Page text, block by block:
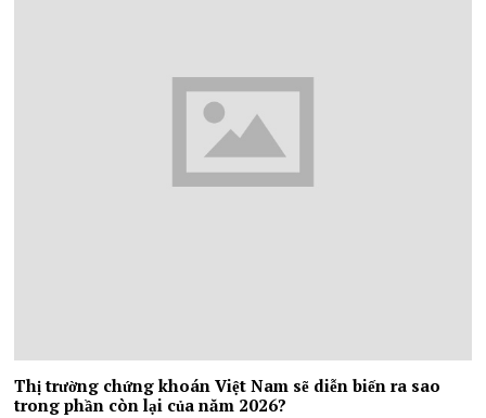
Thị trường chứng khoán Việt Nam sẽ diễn biến ra sao
trong phần còn lại của năm 2026?